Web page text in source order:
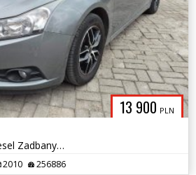
13 900 PLN
Chevrolet Cruze 2,0 Diesel Zadbany Zamiana
2010 256886